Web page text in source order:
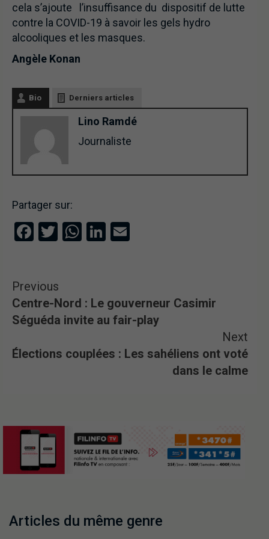
cela s’ajoute l’insuffisance du dispositif de lutte
contre la COVID-19 à savoir les gels hydro
alcooliques et les masques.
Angèle Konan
Bio Derniers articles
Lino Ramdé
Journaliste
Partager sur:
Facebook
Twitter
WhatsApp
LinkedIn
Previous
Centre-Nord : Le gouverneur Casimir
Séguéda invite au fair-play
Next
Élections couplées : Les sahéliens ont voté
dans le calme
Articles du même genre